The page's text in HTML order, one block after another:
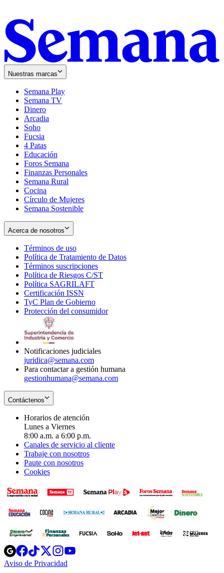
Nuestras marcas
Semana Play
Semana TV
Dinero
Arcadia
Soho
in
new
window
Fucsia
in
new
window
4 Patas
Educación
Foros Semana
Finanzas Personales
Semana Rural
Cocina
Círculo de Mujeres
Semana Sostenible
Acerca de nosotros
Términos de uso
in
new
window
Política de Tratamiento de Datos
Términos suscripciones
in
Política de Riesgos C/ST
Política SAGRILAFT
new
window
Certificación ISSN
in
new
TyC Plan de Gobierno
in
Protección del consumidorOpens
Notificaciones judiciales
juridica@semana.com
Para contactar a gestión humana
gestionhumana@semana.com
Contáctenos
Horarios de atención
Lunes a Viernes
8:00 a.m. a 6:00 p.m.
Canales de servicio al cliente
Trabaje con nosotros
Paute con nosotros
Cookies
Opens
in
new
Opens
in
new
Opens
in
new
Opens
new
Aviso de Privacidad